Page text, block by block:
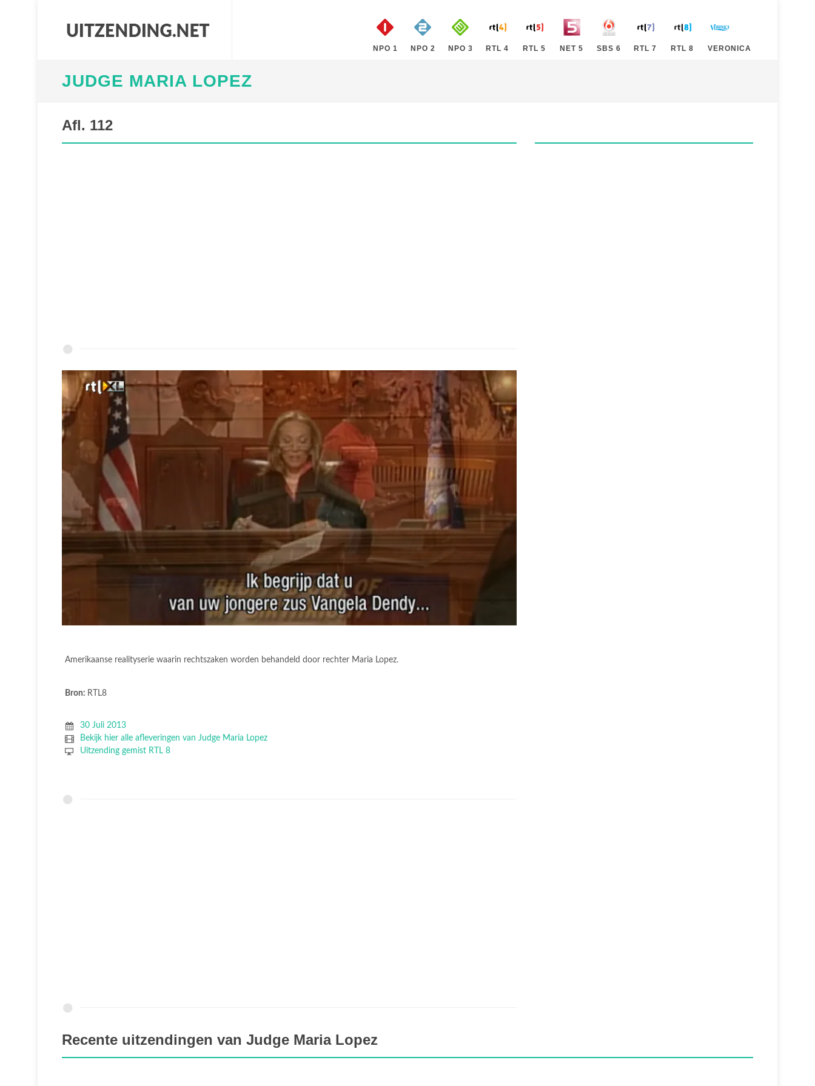
NPO 1 NPO 2 NPO 3 RTL 4 RTL 5 NET 5 SBS 6 RTL 7 RTL 8 VERONICA
JUDGE MARIA LOPEZ
Afl. 112
Amerikaanse realityserie waarin rechtszaken worden behandeld door rechter Maria Lopez.
Bron: RTL8
30 Juli 2013
Bekijk hier alle afleveringen van Judge Maria Lopez
Uitzending gemist RTL 8
Recente uitzendingen van Judge Maria Lopez